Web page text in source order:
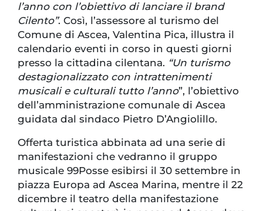
l’anno con l’obiettivo di lanciare il brand
Cilento”. Così, l’assessore al turismo del
Comune di Ascea, Valentina Pica, illustra il
calendario eventi in corso in questi giorni
presso la cittadina cilentana. “Un turismo
destagionalizzato con intrattenimenti
musicali e culturali tutto l’anno”, l’obiettivo
dell’amministrazione comunale di Ascea
guidata dal sindaco Pietro D’Angiolillo.
Offerta turistica abbinata ad una serie di
manifestazioni che vedranno il gruppo
musicale 99Posse esibirsi il 30 settembre in
piazza Europa ad Ascea Marina, mentre il 22
dicembre il teatro della manifestazione